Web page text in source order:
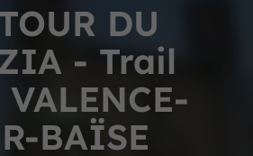
DU
- Trail
BAÏSE